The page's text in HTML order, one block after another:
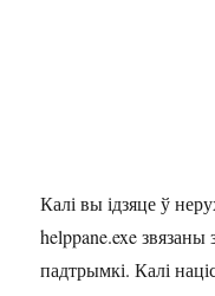
Калі вы ідзяце ў
helppane.exe
падтрымкі. Калі